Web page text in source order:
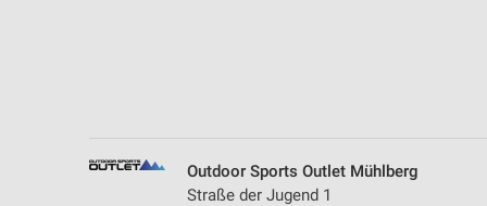
Outdoor Sports Outlet Mühlberg
Straße der Jugend 1
Verwendung reduzierter Daten zur Auswahl von Inhalten